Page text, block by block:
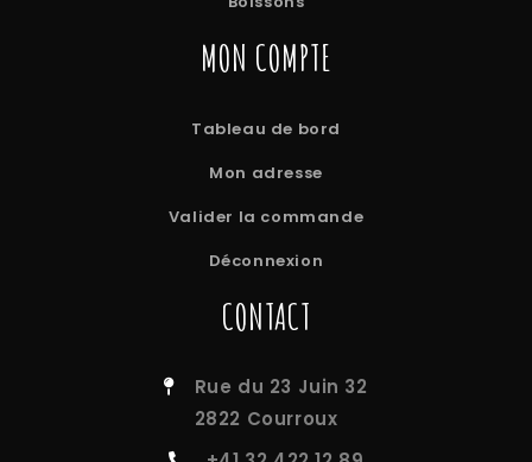
MON COMPTE
Tableau de bord
Mon adresse
Valider la commande
Déconnexion
CONTACT
Rue du 23 Juin 32
2822 Courroux